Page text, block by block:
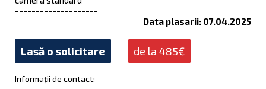
--------------------
Data plasarii: 07.04.2025
Lasă o solicitare de la 485€
Informații de contact: